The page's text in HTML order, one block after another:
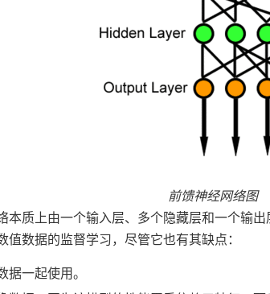
前馈神经网络图
本质上由一个输入层、多个隐藏层和一个输
值数据的监督学习，尽管它也有其缺点：
据一起使用。